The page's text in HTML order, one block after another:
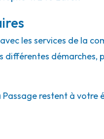
les services de la
différentes démarches,
restent à